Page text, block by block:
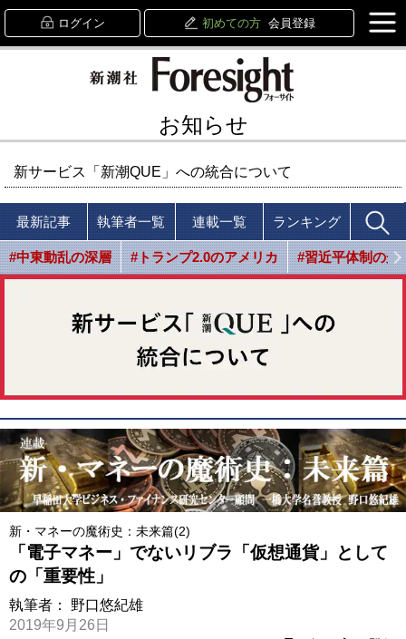
ログイン 初めての方 会員登録
お知らせ
新サービス「新潮QUE」への統合について
最新記事 執筆者一覧 連載一覧 ランキング
#中東動乱の深層 #トランプ2.0のアメリカ #習近平体制の光
新・マネーの魔術史：未来篇(2)
「電子マネー」でないリブラ「仮想通貨」として
の「重要性」
執筆者： 野口悠紀雄
2019年9月26日